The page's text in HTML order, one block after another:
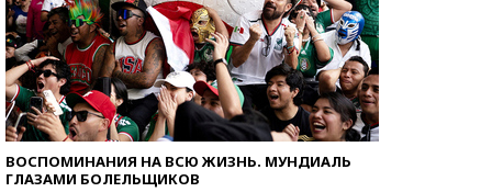
ВОСПОМИНАНИЯ НА ВСЮ ЖИЗНЬ. МУНДИАЛЬ
ГЛАЗАМИ БОЛЕЛЬЩИКОВ